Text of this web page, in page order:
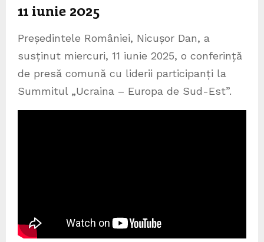
11 iunie 2025
Președintele României, Nicușor Dan, a
susținut miercuri, 11 iunie 2025, o conferință
de presă comună cu liderii participanți la
Summitul „Ucraina – Europa de Sud-Est”.